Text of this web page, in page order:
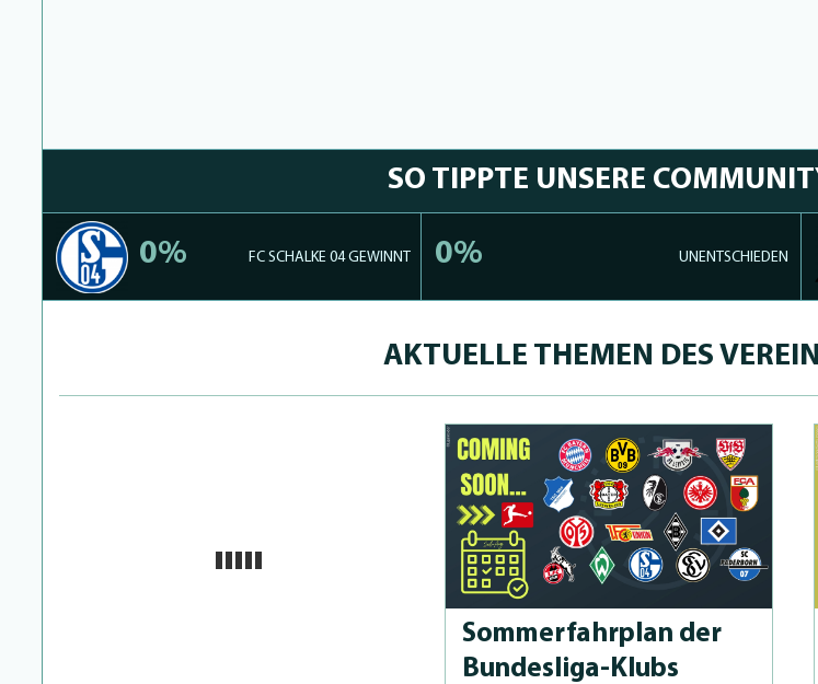
SO TIPPTE UNSERE
0% FC SCHALKE 04 GEWINNT 0% UNENTSCHIEDEN
AKTUELLE THEMEN DES
Som­merfahrplan der
Bun­des­li­ga-Klubs